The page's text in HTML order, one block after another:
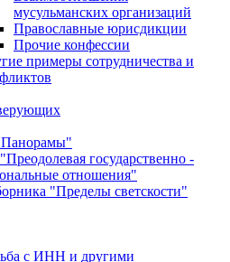
мусульманских организаций
Православные юрисдикции
Прочие конфессии
примеры сотрудничества и
государственно -
отношения"
"Пределы светскости"
с ИНН и другими